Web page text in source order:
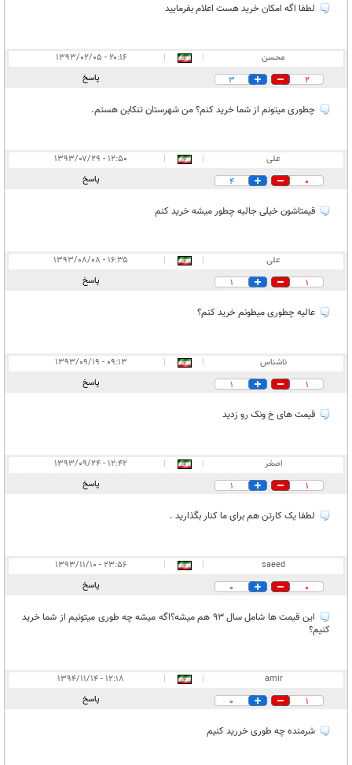
لطفا اگه امکان خرید هست اعلام بفرمایید
محسن |
|
۲۰:۱۶ - ۱۳۹۳/۰۲/۰۵
2
3 پاسخ
چطوری میتونم از شما خرید کنم؟ من شهرستان تنکابن هستم.
علی |
|
۱۲:۵۰ - ۱۳۹۳/۰۷/۲۹
0
4 پاسخ
قیمتاشون خیلی جالبه چطور میشه خرید کنم
علی |
|
۱۶:۳۵ - ۱۳۹۳/۰۸/۰۸
1
1 پاسخ
عالیه چطوری میطونم خرید کنم؟
ناشناس |
|
۰۹:۱۳ - ۱۳۹۳/۰۹/۱۹
1
1 پاسخ
قیمت های خ ونک رو زدید
اصغر |
|
۱۲:۴۲ - ۱۳۹۳/۰۹/۲۴
1
1 پاسخ
لطفا یک کارتن هم برای ما کنار بگذارید .
saeed
|
|
۲۳:۵۶ - ۱۳۹۳/۱۱/۱۰
0
0 پاسخ
این قیمت ها شامل سال 93 هم میشه؟اگه میشه چه طوری میتونیم از شما خرید
کنیم؟
amir
|
|
۱۲:۱۸ - ۱۳۹۴/۱۱/۱۴
1
0 پاسخ
شرمنده چه طوری خررید کنیم